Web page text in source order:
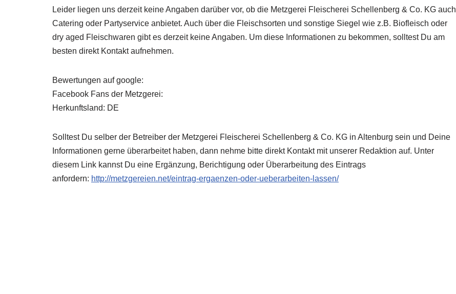
Leider liegen uns derzeit keine Angaben darüber vor, ob die Metzgerei Fleischerei Schellenberg & Co. KG auch
Catering oder Partyservice anbietet. Auch über die Fleischsorten und sonstige Siegel wie z.B. Biofleisch oder
dry aged Fleischwaren gibt es derzeit keine Angaben. Um diese Informationen zu bekommen, solltest Du am
besten direkt Kontakt aufnehmen.
Bewertungen auf google:
Facebook Fans der Metzgerei:
Herkunftsland: DE
Solltest Du selber der Betreiber der Metzgerei Fleischerei Schellenberg & Co. KG in Altenburg sein und Deine
Informationen gerne überarbeitet haben, dann nehme bitte direkt Kontakt mit unserer Redaktion auf. Unter
diesem Link kannst Du eine Ergänzung, Berichtigung oder Überarbeitung des Eintrags
anfordern: http://metzgereien.net/eintrag-ergaenzen-oder-ueberarbeiten-lassen/